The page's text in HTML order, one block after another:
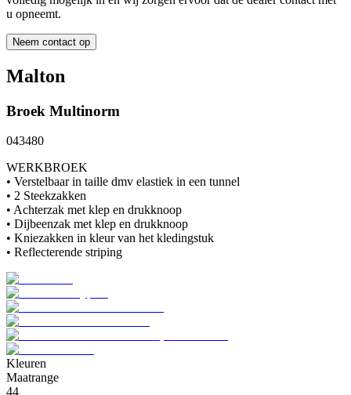
u opneemt.
Neem contact op
Malton
Broek Multinorm
043480
WERKBROEK
• Verstelbaar in taille dmv elastiek in een tunnel
• 2 Steekzakken
• Achterzak met klep en drukknoop
• Dijbeenzak met klep en drukknoop
• Kniezakken in kleur van het kledingstuk
• Reflecterende striping
Kleuren
Maatrange
44